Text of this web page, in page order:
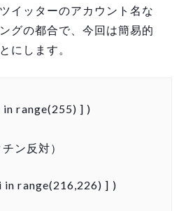
イッターのアカウント名な
グの都合で、今回は簡易的
にします。
range(255) ] )
ン反対）
range(216,226) ] )